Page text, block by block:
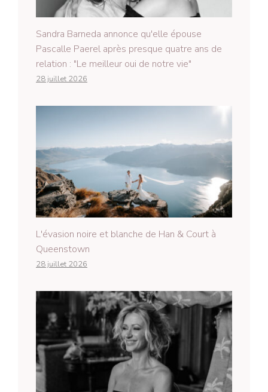
Sandra Barneda annonce qu'elle épouse
Pascalle Paerel après presque quatre ans de
relation : "Le meilleur oui de notre vie"
28 juillet 2026
L'évasion noire et blanche de Han & Court à
Queenstown
28 juillet 2026